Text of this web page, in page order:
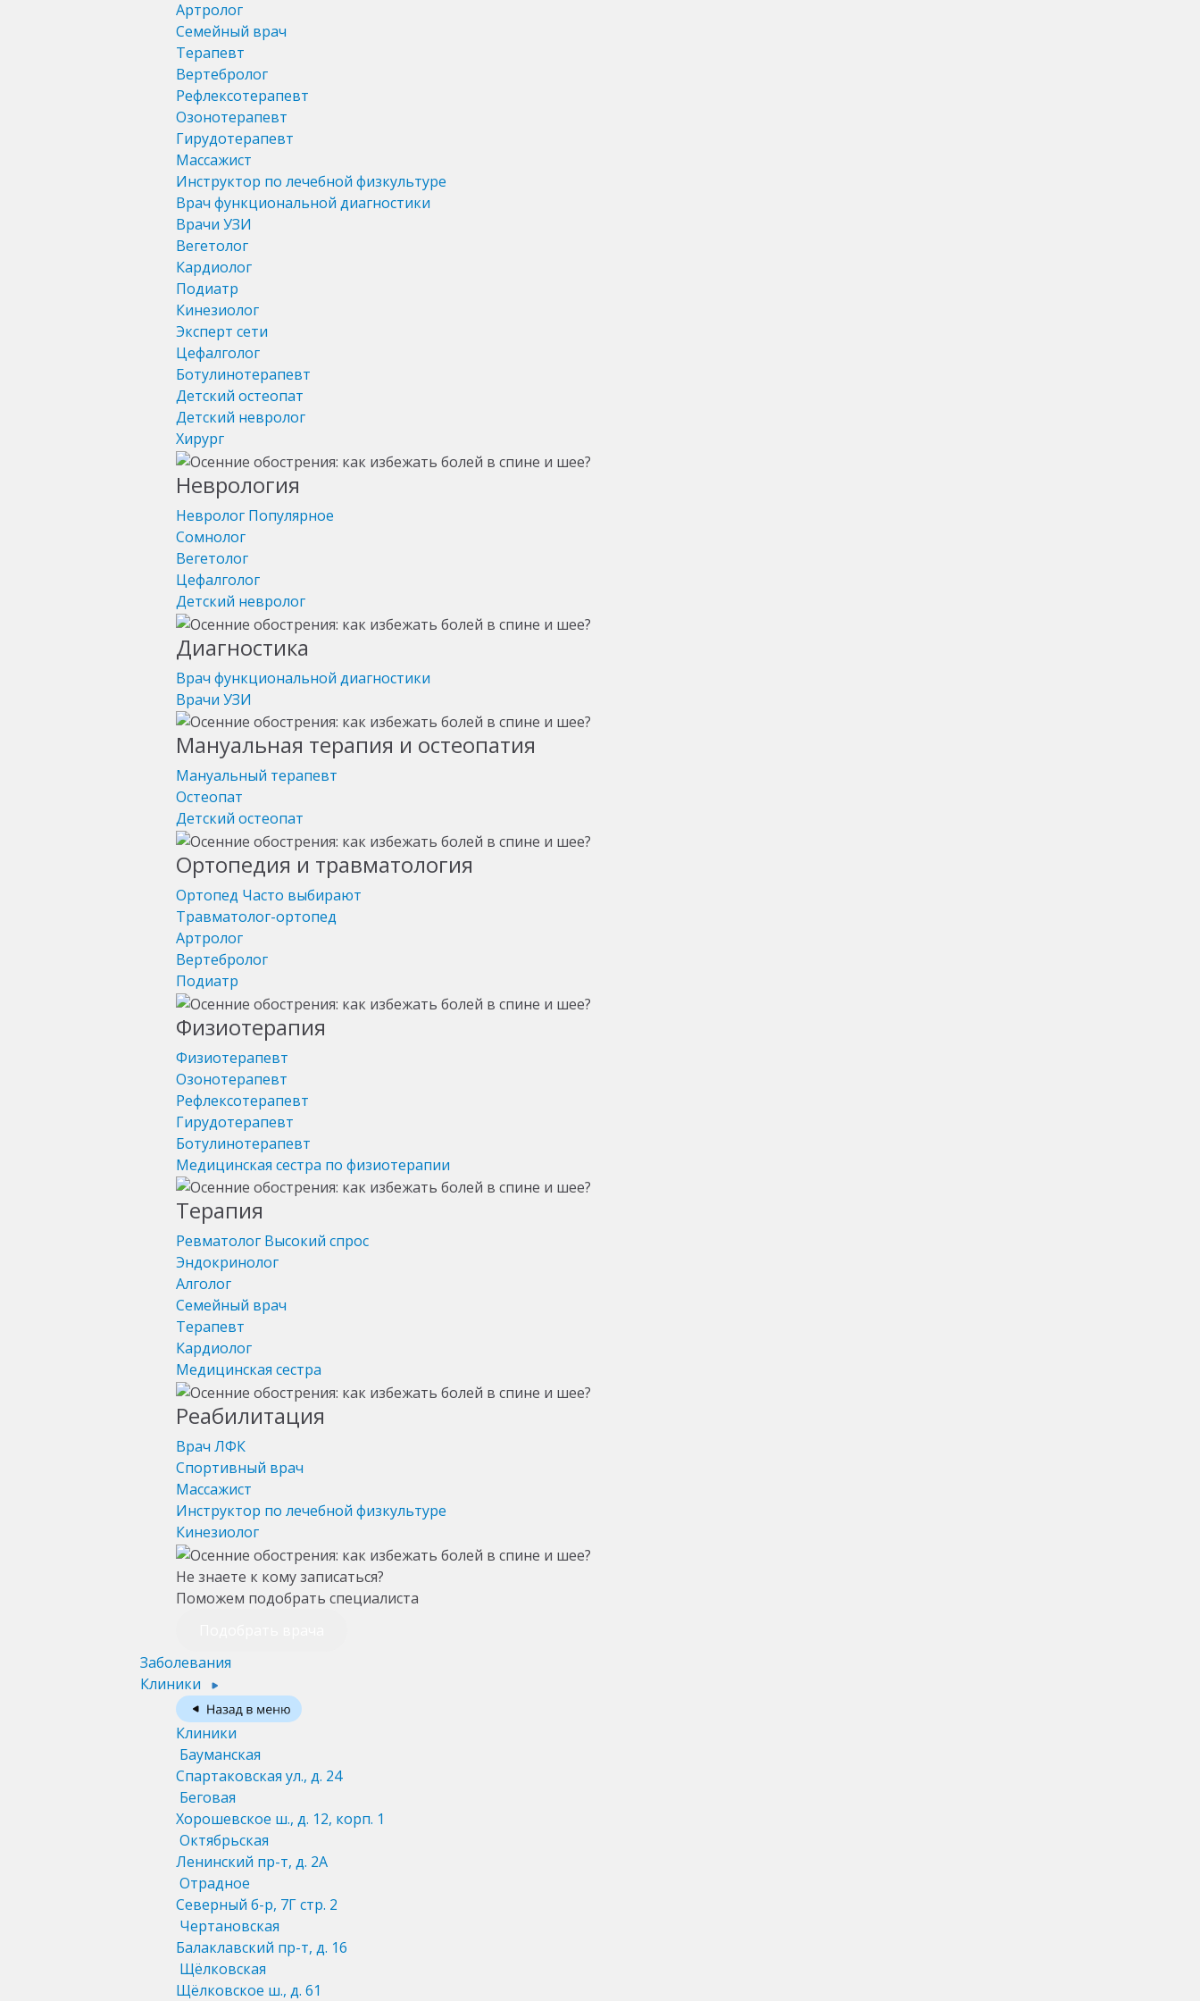
Артролог
Семейный врач
Терапевт
Вертебролог
Рефлексотерапевт
Озонотерапевт
Гирудотерапевт
Массажист
Инструктор по лечебной физкультуре
Врач функциональной диагностики
Врачи УЗИ
Вегетолог
Кардиолог
Подиатр
Кинезиолог
Эксперт сети
Цефалголог
Ботулинотерапевт
Детский остеопат
Детский невролог
Хирург
Неврология
Невролог Популярное
Сомнолог
Вегетолог
Цефалголог
Детский невролог
Диагностика
Врач функциональной диагностики
Врачи УЗИ
Мануальная терапия и остеопатия
Мануальный терапевт
Остеопат
Детский остеопат
Ортопедия и травматология
Ортопед Часто выбирают
Травматолог-ортопед
Артролог
Вертебролог
Подиатр
Физиотерапия
Физиотерапевт
Озонотерапевт
Рефлексотерапевт
Гирудотерапевт
Ботулинотерапевт
Медицинская сестра по физиотерапии
Терапия
Ревматолог Высокий спрос
Эндокринолог
Алголог
Семейный врач
Терапевт
Кардиолог
Медицинская сестра
Реабилитация
Врач ЛФК
Спортивный врач
Массажист
Инструктор по лечебной физкультуре
Кинезиолог
Не знаете к кому записаться?
Поможем подобрать специалиста
Заболевания
Клиники
Клиники
Бауманская
Спартаковская ул., д. 24
Беговая
Хорошевское ш., д. 12, корп. 1
Октябрьская
Ленинский пр-т, д. 2А
Отрадное
Северный б-р, 7Г стр. 2
Чертановская
Балаклавский пр-т, д. 16
Щёлковская
Щёлковское ш., д. 61